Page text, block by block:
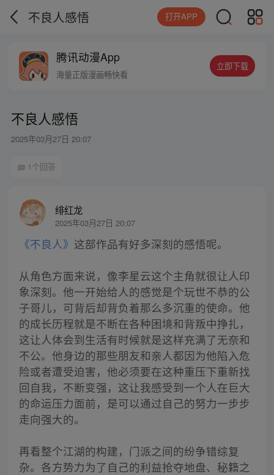
不良人感悟 打开APP
腾讯动漫App
海量正版漫画畅快看
立即下载
不良人感悟
2025年03月27日 20:07
1个回答
绯红龙
2025年03月27日 20:07
《不良人》 这部作品有好多深刻的感悟呢。
从角色方面来说，像李星云这个主角就很让人印
象深刻。他一开始给人的感觉是个玩世不恭的公
子哥儿，可背后却背负着那么多沉重的使命。他
的成长历程就是不断在各种困境和背叛中挣扎，
这让人体会到生活有时候就是这样充满了无奈和
不公。他身边的那些朋友和亲人都因为他陷入危
险或者遭受迫害，他必须要在这种重压下重新找
回自我，不断变强，这让我感受到一个人在巨大
的命运压力面前，是可以通过自己的努力一步步
走向强大的。
再看整个江湖的构建，门派之间的纷争错综复
杂。各方势力为了自己的利益抢夺地盘、秘籍之